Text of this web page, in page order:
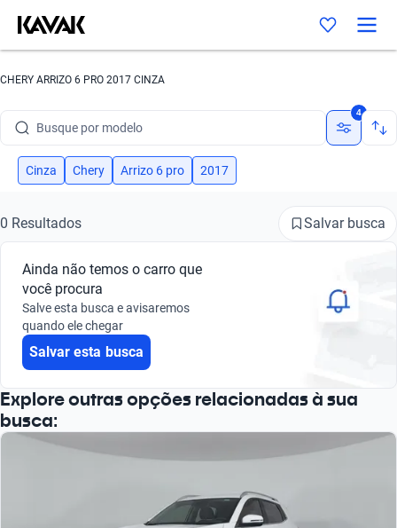
CHERY ARRIZO 6 PRO 2017 CINZA
Busque por modelo
Busque por versão
Busque por marca
Busque por modelo
Busque por versão
4
Cinza Chery Arrizo 6 pro 2017
0 Resultados Salvar busca
Ainda não temos o carro que
você procura
Salve esta busca e avisaremos
quando ele chegar
Salvar esta busca
Explore outras opções relacionadas à sua
busca: